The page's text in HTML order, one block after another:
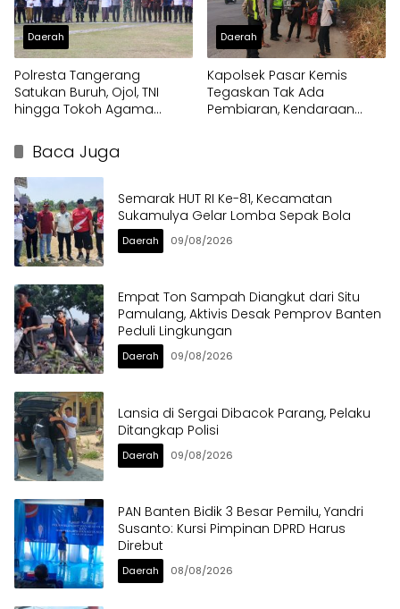
Daerah
Polresta Tangerang
Satukan Buruh, Ojol, TNI
hingga Tokoh Agama
Daerah
Kapolsek Pasar Kemis
Tegaskan Tak Ada
Pembiaran, Kendaraan
Baca Juga
Semarak HUT RI Ke-81, Kecamatan
Sukamulya Gelar Lomba Sepak Bola
Daerah 09/08/2026
Empat Ton Sampah Diangkut dari Situ
Pamulang, Aktivis Desak Pemprov Banten
Peduli Lingkungan
Daerah 09/08/2026
Lansia di Sergai Dibacok Parang, Pelaku
Ditangkap Polisi
Daerah 09/08/2026
PAN Banten Bidik 3 Besar Pemilu, Yandri
Susanto: Kursi Pimpinan DPRD Harus
Direbut
Daerah 08/08/2026